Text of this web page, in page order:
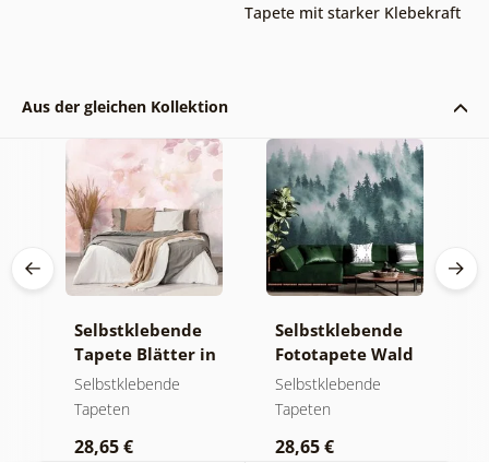
Tapete mit starker Klebekraft
Aus der gleichen Kollektion
Selbstklebende
Tapete Blätter in
Pastelltönen
Selbstklebende
Tapeten
28,65 €
Selbstklebende
Fototapete Wald
im Nebel
Selbstklebende
Tapeten
28,65 €